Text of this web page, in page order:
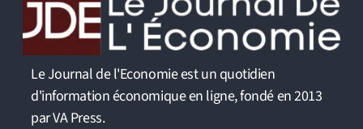
Le Journal de l'Economie est un quotidien
d'information économique en ligne, fondé en 2013
par VA Press.